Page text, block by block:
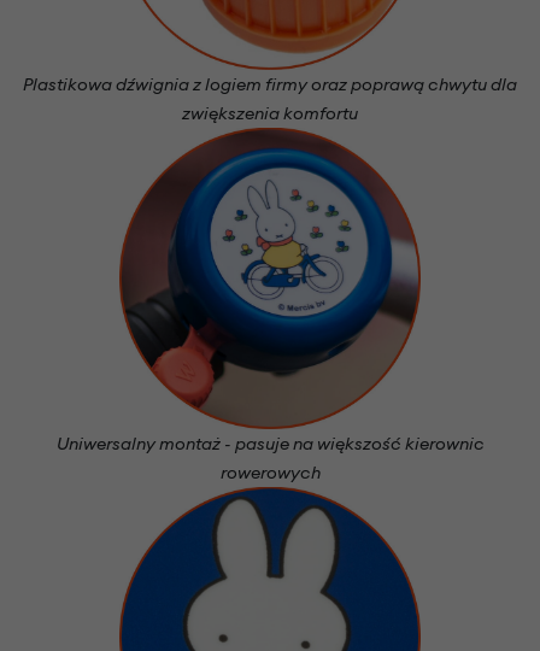
Plastikowa dźwignia z logiem firmy oraz poprawą chwytu dla
zwiększenia komfortu
Uniwersalny montaż - pasuje na większość kierownic
rowerowych